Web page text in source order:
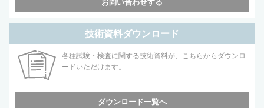
技術資料ダウンロード
各種試験・検査に関する技術資料が、こちらからダウンロ
ードいただけます。
ダウンロード一覧へ